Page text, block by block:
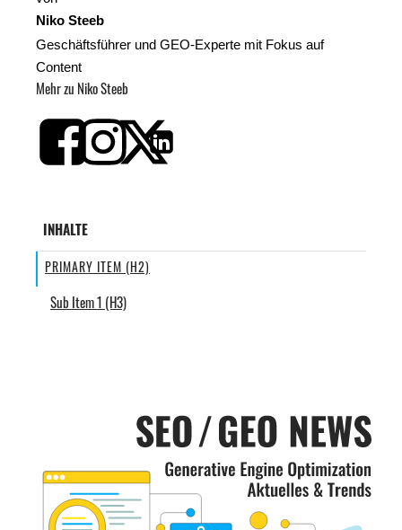
Niko Steeb
Geschäftsführer und GEO-Experte mit Fokus auf
Content
Mehr zu Niko Steeb
INHALTE
PRIMARY ITEM (H2)
Sub Item 1 (H3)